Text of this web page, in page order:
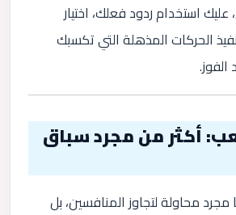
استخدام ردود فعلك، اختيار
الحركات المذهلة التي تكسبك
أكثر من مجرد سباق
محاولة لتجاوز المنافسين، بل